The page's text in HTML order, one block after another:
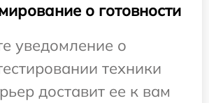
о готовности
уведомление о
техники
доставит ее к вам